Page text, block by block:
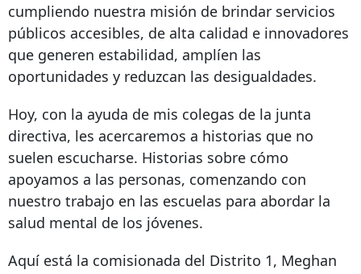
cumpliendo nuestra misión de brindar servicios
públicos accesibles, de alta calidad e innovadores
que generen estabilidad, amplíen las
oportunidades y reduzcan las desigualdades.
Hoy, con la ayuda de mis colegas de la junta
directiva, les acercaremos a historias que no
suelen escucharse. Historias sobre cómo
apoyamos a las personas, comenzando con
nuestro trabajo en las escuelas para abordar la
salud mental de los jóvenes.
Aquí está la comisionada del Distrito 1, Meghan